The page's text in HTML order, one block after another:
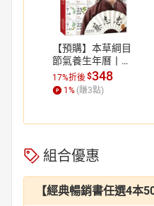
【預購】本草綱目
節氣養生年曆丨天
龍圖書簡體字專賣
店丨97875742334
09 (tl2605)
17%折後$348
1 % (賺3點)
組合優惠
【經典暢銷書任選4本